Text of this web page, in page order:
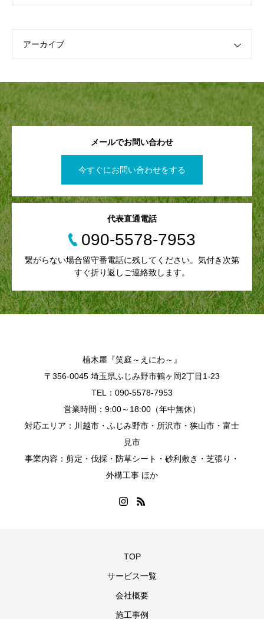
アーカイブ
メールでお問い合わせ
今すぐにお問い合わせをする
代表直通電話
090-5578-7953
繋がらない場合留守番電話に残してください。気付き次第
すぐ折り返しご連絡致します。
植木屋『笑庭～えにわ～』
〒356-0045 埼玉県ふじみ野市鶴ヶ岡2丁目1-23
TEL：090-5578-7953
営業時間：9:00～18:00（年中無休）
対応エリア：川越市・ふじみ野市・所沢市・狭山市・富士
見市
事業内容：剪定・伐採・防草シート・砂利敷き・芝張り・
外構工事 ほか
TOP
サービス一覧
会社概要
施工事例